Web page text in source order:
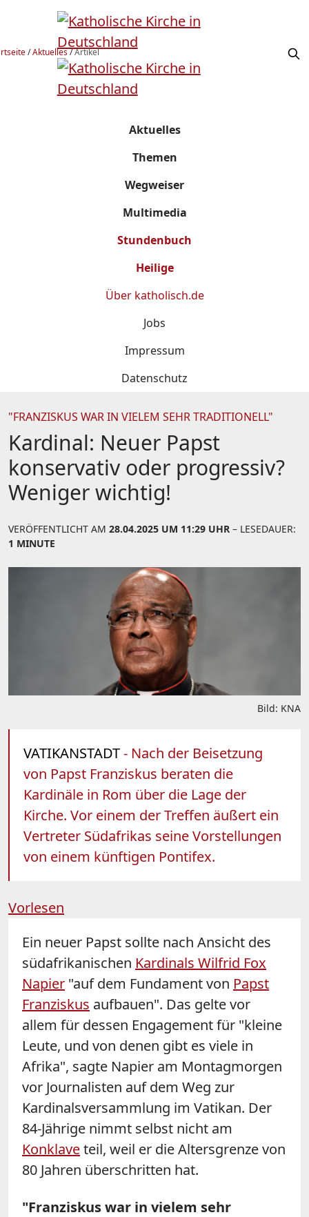
/Aktuelles/Artikel
Aktuelles
Themen
Wegweiser
Multimedia
Stundenbuch
Heilige
Über katholisch.de
Jobs
Impressum
Datenschutz
"FRANZISKUS WAR IN VIELEM SEHR TRADITIONELL"
Kardinal: Neuer Papst
konservativ oder progressiv?
Weniger wichtig!
VERÖFFENTLICHT AM 28.04.2025 UM 11:29 UHR – LESEDAUER:
1 MINUTE
Bild: KNA
VATIKANSTADT- Nach der Beisetzung
von Papst Franziskus beraten die
Kardinäle in Rom über die Lage der
Kirche. Vor einem der Treffen äußert ein
Vertreter Südafrikas seine Vorstellungen
von einem künftigen Pontifex.
Vorlesen
Ein neuer Papst sollte nach Ansicht des
südafrikanischen Kardinals Wilfrid Fox
Napier "auf dem Fundament von Papst
Franziskus aufbauen". Das gelte vor
allem für dessen Engagement für "kleine
Leute, und von denen gibt es viele in
Afrika", sagte Napier am Montagmorgen
vor Journalisten auf dem Weg zur
Kardinalsversammlung im Vatikan. Der
84-Jährige nimmt selbst nicht am
Konklaveteil, weil er die Altersgrenze von
80 Jahren überschritten hat.
"Franziskus war in vielem sehr